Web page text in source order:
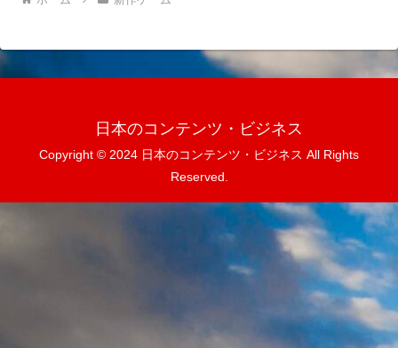
日本のコンテンツ・ビジネス
Copyright © 2024 日本のコンテンツ・ビジネス All Rights
Reserved.